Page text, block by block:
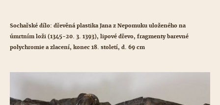
Sochařské dílo: dřevěná plastika Jana z Nepomuku uloženého na
úmrtním loži (1345-20. 3. 1393), lipové dřevo, fragmenty barevné
polychromie a zlacení, konec 18. století, d. 69 cm